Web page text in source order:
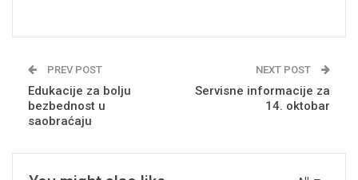
PREV POST
Edukacije za bolju
bezbednost u
saobraćaju
NEXT POST
Servisne informacije za
14. oktobar